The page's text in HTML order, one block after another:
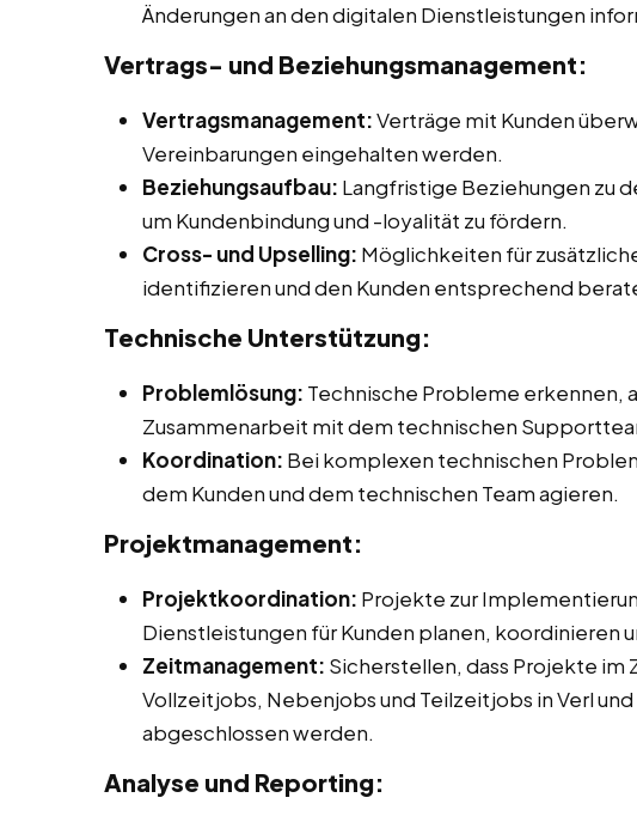
Änderungen an den digitalen Dienstleistungen
Vertrags- und Beziehungsmanagement:
Vertragsmanagement:Verträge mit Kunden
Vereinbarungen eingehalten werden.
Beziehungsaufbau: Langfristige Beziehungen zu
um Kundenbindung und -loyalität zu fördern.
Cross- und Upselling: Möglichkeiten für
identifizieren und den Kunden entsprechend
Technische Unterstützung:
Problemlösung: Technische Probleme erkennen,
Zusammenarbeit mit dem technischen
Koordination: Bei komplexen technischen
dem Kunden und dem technischen Team agieren.
Projektmanagement:
Projektkoordination: Projekte zur
Dienstleistungen für Kunden planen, koordinieren
Zeitmanagement: Sicherstellen, dass Projekte im
Vollzeitjobs, Nebenjobs und Teilzeitjobs in Verl
abgeschlossen werden.
Analyse und Reporting: